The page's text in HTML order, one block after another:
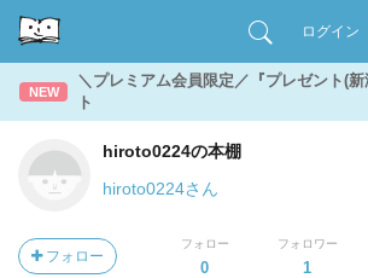
ログイン
NEW
＼プレミアム会員限定／『プレゼント(
ト
hiroto0224の本棚
hiroto0224さん
フォロー
フォロー
0
フォロワー
1